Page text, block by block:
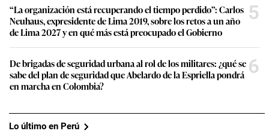
“La organización está recuperando el tiempo perdido”: Carlos
Neuhaus, expresidente de Lima 2019, sobre los retos a un año
de Lima 2027 y en qué más está preocupado el Gobierno
5
De brigadas de seguridad urbana al rol de los militares: ¿qué se
sabe del plan de seguridad que Abelardo de la Espriella pondrá
en marcha en Colombia?
6
Lo último en Perú